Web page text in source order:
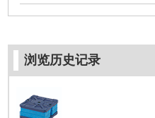
浏览历史记录